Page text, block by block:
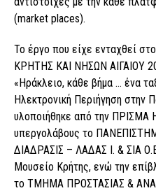
(market places).
Το έργο που είχε ενταχθεί
ΚΡΗΤΗΣ ΚΑΙ ΝΗΣΩΝ ΑΙΓΑΙΟΥ
«Ηράκλειο, κάθε βήμα … ένα
Ηλεκτρονική Περιήγηση στην
υλοποιήθηκε από την
υπεργολάβους το
ΔΙΑΔΡΑΣΙΣ – ΛΑΔΑΣ Ι. & ΣΙΑ
Μουσείο Κρήτης, ενώ την
το ΤΜΗΜΑ ΠΡΟΣΤΑΣΙΑΣ &